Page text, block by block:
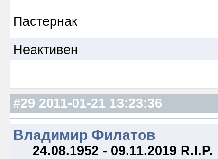
Пастернак
Неактивен
#29 2011-01-21 13:23:36
Владимир Филатов
24.08.1952 - 09.11.2019 R.I.P.